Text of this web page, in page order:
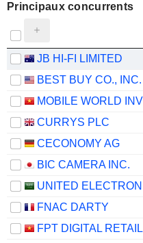
Principaux concurrents
JB HI-FI LIMITED
BEST BUY CO., INC.
CURRYS PLC
CECONOMY AG
BIC CAMERA INC.
FNAC DARTY
FPT DIGITAL RETAIL